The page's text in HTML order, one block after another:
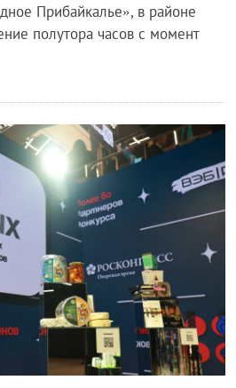
Прибайкалье», в районе
полутора часов с момент